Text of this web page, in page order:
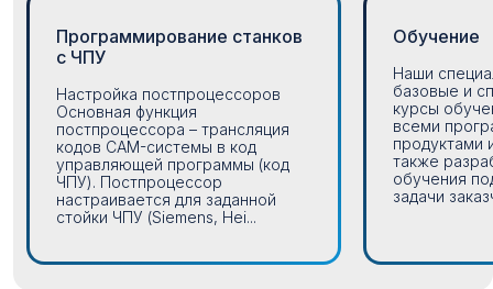
Программирование станков
с ЧПУ
Настройка постпроцессоров
Основная функция
постпроцессора – трансляция
кодов CAM-системы в код
управляющей программы (код
ЧПУ). Постпроцессор
настраивается для заданной
стойки ЧПУ (Siemens, Hei...
Обучение
Наши
базовые и
курсы
всеми
продуктами
также
обучения
задачи